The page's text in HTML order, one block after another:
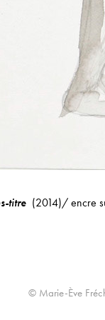
titre(2014)/ encre
© Marie-Ève